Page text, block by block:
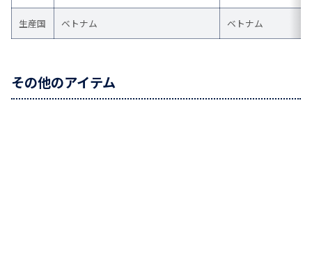
生産国 ベトナム ベトナム
その他のアイテム